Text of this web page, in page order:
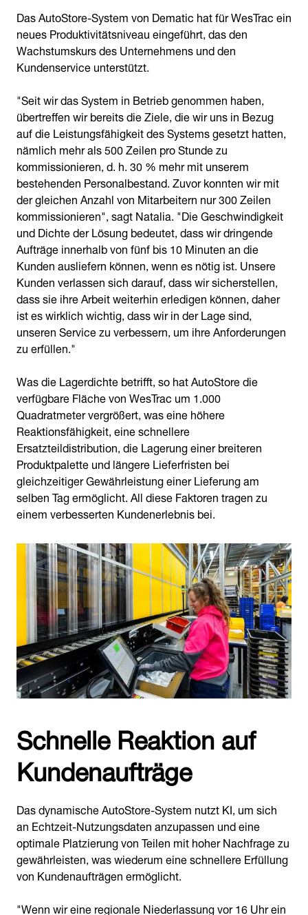
Das AutoStore-System von Dematic hat für WesTrac ein
neues Produktivitätsniveau eingeführt, das den
Wachstumskurs des Unternehmens und den
Kundenservice unterstützt.
"Seit wir das System in Betrieb genommen haben,
übertreffen wir bereits die Ziele, die wir uns in Bezug
auf die Leistungsfähigkeit des Systems gesetzt hatten,
nämlich mehr als 500 Zeilen pro Stunde zu
kommissionieren, d. h. 30 % mehr mit unserem
bestehenden Personalbestand. Zuvor konnten wir mit
der gleichen Anzahl von Mitarbeitern nur 300 Zeilen
kommissionieren", sagt Natalia. "Die Geschwindigkeit
und Dichte der Lösung bedeutet, dass wir dringende
Aufträge innerhalb von fünf bis 10 Minuten an die
Kunden ausliefern können, wenn es nötig ist. Unsere
Kunden verlassen sich darauf, dass wir sicherstellen,
dass sie ihre Arbeit weiterhin erledigen können, daher
ist es wirklich wichtig, dass wir in der Lage sind,
unseren Service zu verbessern, um ihre Anforderungen
zu erfüllen."
Was die Lagerdichte betrifft, so hat AutoStore die
verfügbare Fläche von WesTrac um 1.000
Quadratmeter vergrößert, was eine höhere
Reaktionsfähigkeit, eine schnellere
Ersatzteildistribution, die Lagerung einer breiteren
Produktpalette und längere Lieferfristen bei
gleichzeitiger Gewährleistung einer Lieferung am
selben Tag ermöglicht. All diese Faktoren tragen zu
einem verbesserten Kundenerlebnis bei.
Schnelle Reaktion auf
Kundenaufträge
Das dynamische AutoStore-System nutzt KI, um sich
an Echtzeit-Nutzungsdaten anzupassen und eine
optimale Platzierung von Teilen mit hoher Nachfrage zu
gewährleisten, was wiederum eine schnellere Erfüllung
von Kundenaufträgen ermöglicht.
"Wenn wir eine regionale Niederlassung vor 16 Uhr ein